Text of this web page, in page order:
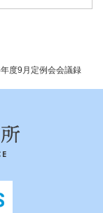
度9月定例会会議録